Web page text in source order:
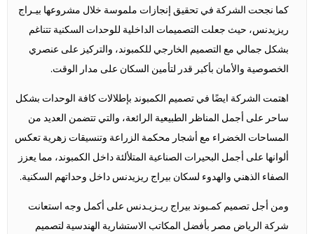
كما نجحت الشركة في تحقيق إنجازات ملموسة خلال مشروعها بيـراج
ريزيدنس، حيث جعلت التصميمات الداخلية للوحدات السكنية تتناغم
بشكل جمالي مع التصميم الخارجي للكمبوند، والتركيز على عنصري
الخصوصية والأمان بأكبر قدر لتأمين السكان على مدار الوقت.
اهتمت الشركة ايضًا في تصميم الكمبوند بإطلالات كافة الوحدات بشكل
ساحر على أجمل المناظر الطبيعية الرائعة، والتي تتضمن العديد من
المساحات الخضراء مع أشجار محكمة الزراعة وتنسيقات زهرية تعكس
ألوانها على أجمل البحيرات الصناعية المتلألئة داخل الكمبوند، مما يعزز
الصفاء الذهني والهدوء لسكان بيراج ريزيدنس داخل وحداتهم السكنية.
ومن أجل تصميم كمـبوند بيراج ريـزيـدنس على أكمل وجه استعانت
شركة الرياض مصر بأفضل المكاتب الاستشارية الهندسية لتصميم